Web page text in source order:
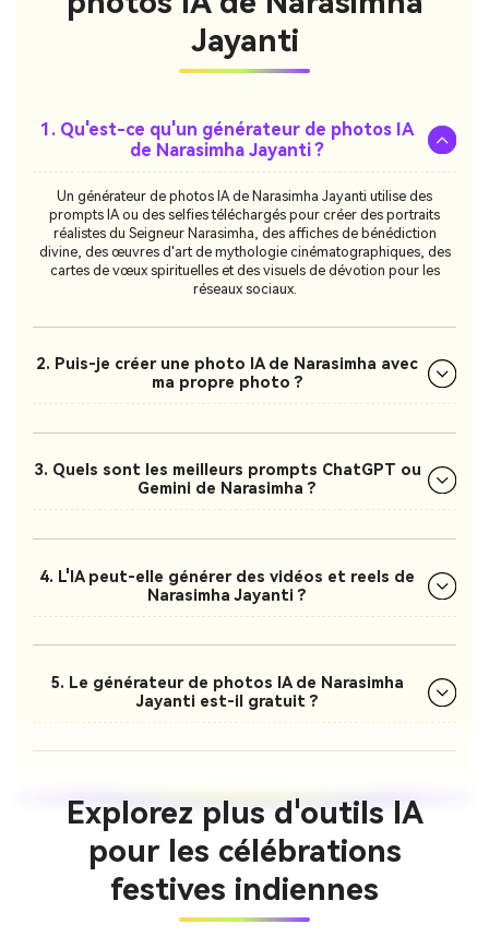
Jayanti
1. Qu'est-ce qu'un générateur de photos IA
de Narasimha Jayanti ?
Un générateur de photos IA de Narasimha Jayanti utilise des
prompts IA ou des selfies téléchargés pour créer des portraits
réalistes du Seigneur Narasimha, des affiches de bénédiction
divine, des œuvres d'art de mythologie cinématographiques, des
cartes de vœux spirituelles et des visuels de dévotion pour les
réseaux sociaux.
2. Puis-je créer une photo IA de Narasimha avec
ma propre photo ?
3. Quels sont les meilleurs prompts ChatGPT ou
Gemini de Narasimha ?
4. L'IA peut-elle générer des vidéos et reels de
Narasimha Jayanti ?
5. Le générateur de photos IA de Narasimha
Jayanti est-il gratuit ?
Explorez plus d'outils IA
pour les célébrations
festives indiennes